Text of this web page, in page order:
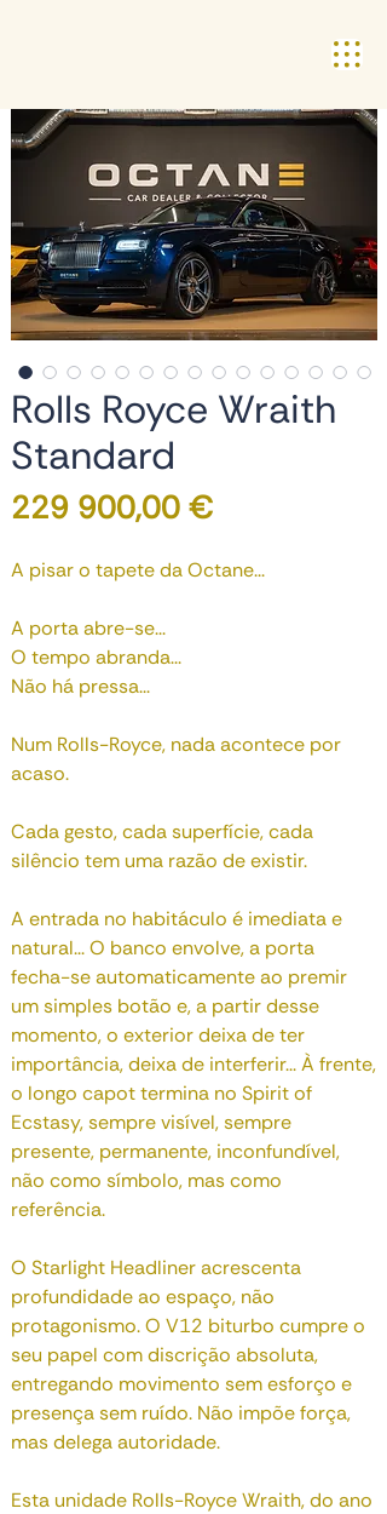
Rolls Royce Wraith
Standard
229 900,00 €Preço
A pisar o tapete da Octane...
A porta abre-se...
O tempo abranda...
Não há pressa...
Num Rolls-Royce, nada acontece por
acaso.
Cada gesto, cada superfície, cada
silêncio tem uma razão de existir.
A entrada no habitáculo é imediata e
natural... O banco envolve, a porta
fecha-se automaticamente ao premir
um simples botão e, a partir desse
momento, o exterior deixa de ter
importância, deixa de interferir... À frente,
o longo capot termina no Spirit of
Ecstasy, sempre visível, sempre
presente, permanente, inconfundível,
não como símbolo, mas como
referência.
O Starlight Headliner acrescenta
profundidade ao espaço, não
protagonismo. O V12 biturbo cumpre o
seu papel com discrição absoluta,
entregando movimento sem esforço e
presença sem ruído. Não impõe força,
mas delega autoridade.
Esta unidade Rolls-Royce Wraith, do ano